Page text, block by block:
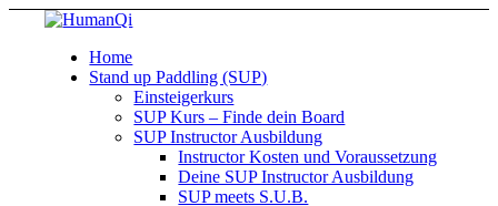
Home
Stand up Paddling (SUP)
Einsteigerkurs
SUP Kurs – Finde dein Board
SUP Instructor Ausbildung
Instructor Kosten und Voraussetzung
Deine SUP Instructor Ausbildung
SUP meets S.U.B.